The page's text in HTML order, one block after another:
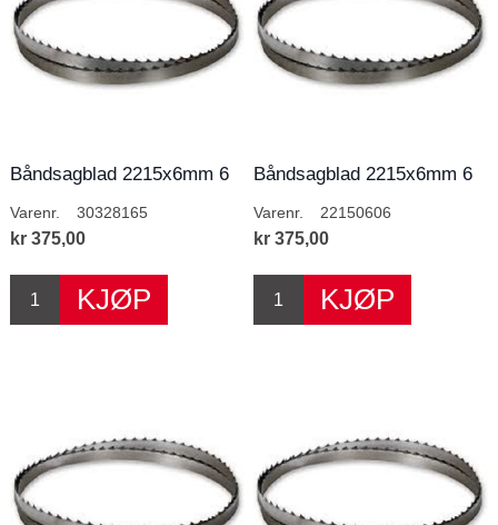
Båndsagblad 2215x6mm 6
Varenr. 30328165
kr 375,00
Båndsagblad 2215x6mm 6
Varenr. 22150606
kr 375,00